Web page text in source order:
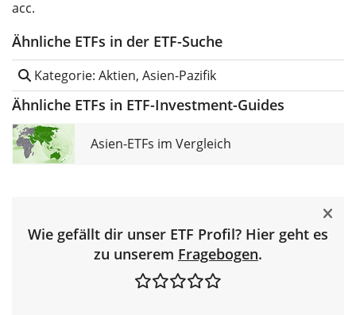
acc.
Ähnliche ETFs in der ETF-Suche
Kategorie: Aktien, Asien-Pazifik
Ähnliche ETFs in ETF-Investment-Guides
Asien-ETFs im Vergleich
Wie gefällt dir unser ETF Profil? Hier geht es
zu unserem Fragebogen.